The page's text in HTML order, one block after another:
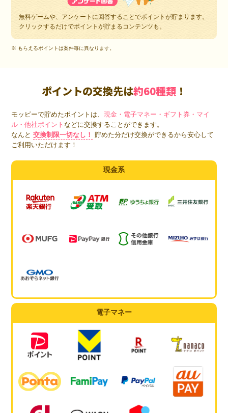
無料ゲームや、アンケートに回答することでポイントが貯まります。
クリックするだけでポイントが貯まるコンテンツも。
※ もらえるポイントは案件毎に異なります。
ポイントの交換先は約60種類 ！
モッピーで貯めたポイントは、現金・電子マネー・ギフト券・マイ
ル・他社ポイントなどに交換することができます。
なんと 交換制限一切なし！
貯めた分だけ交換ができるから安心して
ご利用いただけます！
現金系
電子マネー